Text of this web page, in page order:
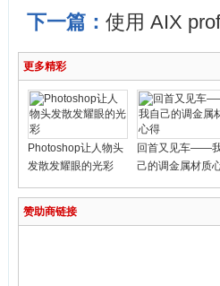
下一篇： 使用 AIX
更多精彩
Photoshop让人物头
发散发耀眼的光彩
回首又见车——
己的调金属材质
赞助商链接